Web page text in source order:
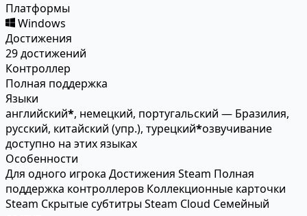
Платформы
Windows
Достижения
29 достижений
Контроллер
Полная поддержка
Языки
английский*, немецкий, португальский — Бразилия,
русский, китайский (упр.), турецкий*озвучивание
доступно на этих языках
Особенности
Для одного игрока Достижения Steam Полная
поддержка контроллеров Коллекционные карточки
Steam Скрытые субтитрыSteam Cloud Семейный